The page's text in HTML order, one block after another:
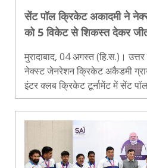
सेंट पॉल क्रिकेट अकादमी ने
को 5 विकेट से शिकस्त देकर
मुरादाबाद, 04 अगस्त (हि.स.)।
नेक्स्ट जेनरेशन क्रिकेट अकैडमी
इंटर क्लब क्रिकेट टूर्नामेंट में सेंट
नेक्स्ट जेनरेशन क्रिकेट टीम को 5